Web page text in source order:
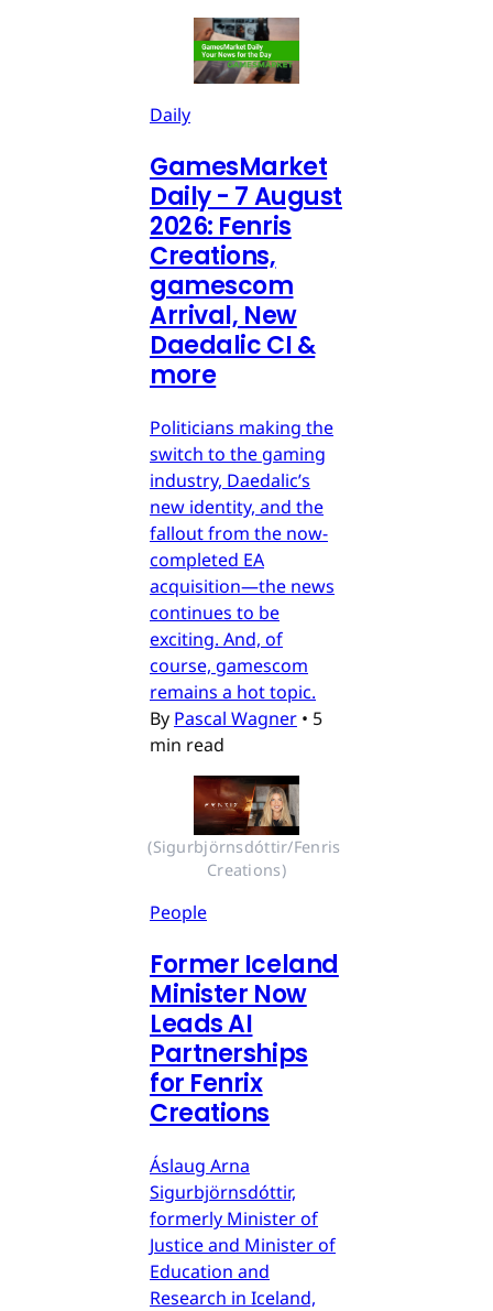
Daily
GamesMarket
Daily - 7 August
2026: Fenris
Creations,
gamescom
Arrival, New
Daedalic CI &
more
Politicians making the
switch to the gaming
industry, Daedalic’s
new identity, and the
fallout from the now-
completed EA
acquisition—the news
continues to be
exciting. And, of
course, gamescom
remains a hot topic.
By Pascal Wagner • 5
min read
(Sigurbjörnsdóttir/Fenris
Creations)
People
Former Iceland
Minister Now
Leads AI
Partnerships
for Fenrix
Creations
Áslaug Arna
Sigurbjörnsdóttir,
formerly Minister of
Justice and Minister of
Education and
Research in Iceland,